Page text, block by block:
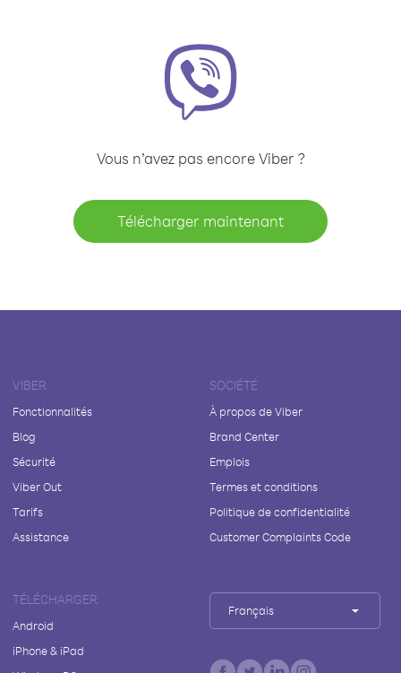
Vous n’avez pas encore Viber ?
Télécharger maintenant
VIBER
Fonctionnalités
Blog
Sécurité
Viber Out
Tarifs
Assistance
SOCIÉTÉ
À propos de Viber
Brand Center
Emplois
Termes et conditions
Politique de confidentialité
Customer Complaints Code
TÉLÉCHARGER
Android
iPhone & iPad
Français